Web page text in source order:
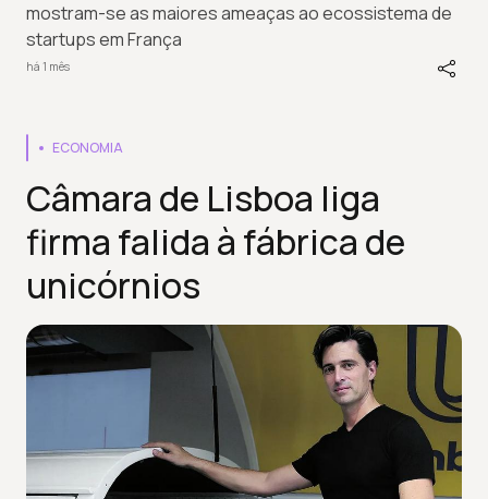
mostram-se as maiores ameaças ao ecossistema de
startups em França
há 1 mês
ECONOMIA
Câmara de Lisboa liga
firma falida à fábrica de
unicórnios